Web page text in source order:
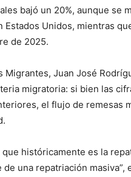
bajó un 20%, aunque se
Unidos, mientras
de 2025.
Juan José
migratoria: si bien las
el flujo de remesas
históricamente es la
una repatriación